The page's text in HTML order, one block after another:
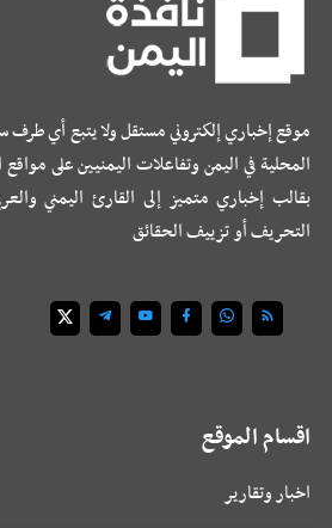
موقع إخباري إلكتروني مستقل ولا يتبع أي
المحلية في اليمن وتفاعلات اليمنيين على
بقالب إخباري متميز إلى القارئ اليمني
التحريف أو تزييف الحقائق
اقسام الموقع
اخبار وتقارير